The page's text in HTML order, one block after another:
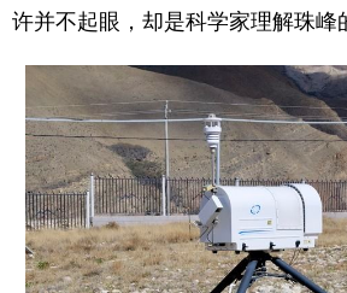
许并不起眼，却是科学家理解珠峰